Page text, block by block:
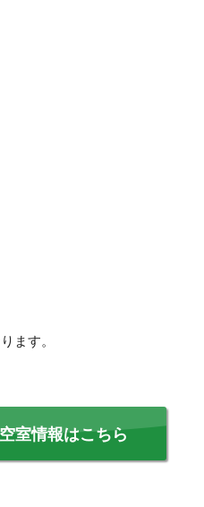
ます。
室情報はこちら